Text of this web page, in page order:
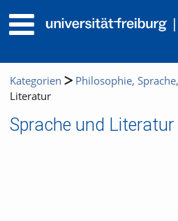
Kategorien Philosophie,
Literatur
Sprache und Literatur